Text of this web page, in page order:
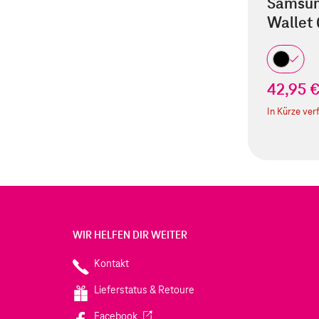
Wallet
42,95 €
In Kürze
WIR HELFEN DIR WEITER
Kontakt
Lieferstatus & Retoure
Facebook(Wird in einem neuen Tab geöffnet)